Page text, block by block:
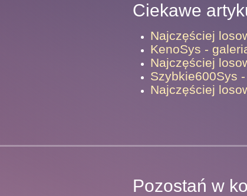
Ciekawe
Najczęściej
KenoSys -
Najczęściej
Szybkie600Sys
Najczęściej
Pozostań w